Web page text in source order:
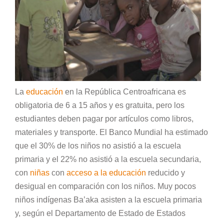
La educación en la República Centroafricana es
obligatoria de 6 a 15 años y es gratuita, pero los
estudiantes deben pagar por artículos como libros,
materiales y transporte. El Banco Mundial ha estimado
que el 30% de los niños no asistió a la escuela
primaria y el 22% no asistió a la escuela secundaria,
con niñas con acceso a la educación reducido y
desigual en comparación con los niños. Muy pocos
niños indígenas Ba’aka asisten a la escuela primaria
y, según el Departamento de Estado de Estados